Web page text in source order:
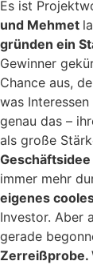
Es ist
und Mehmet
gründen ein
Gewinner
Chance aus,
was
genau das –
als große
Geschäftsidee
immer mehr
eigenes
Investor. Aber
gerade
Zerreißprobe.